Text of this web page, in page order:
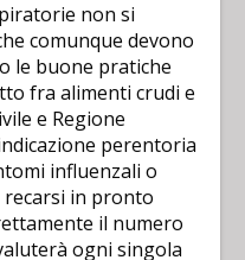
non si
comunque devono
le buone pratiche
fra alimenti crudi e
e Regione
perentoria
influenzali o
in pronto
il numero
ogni singola